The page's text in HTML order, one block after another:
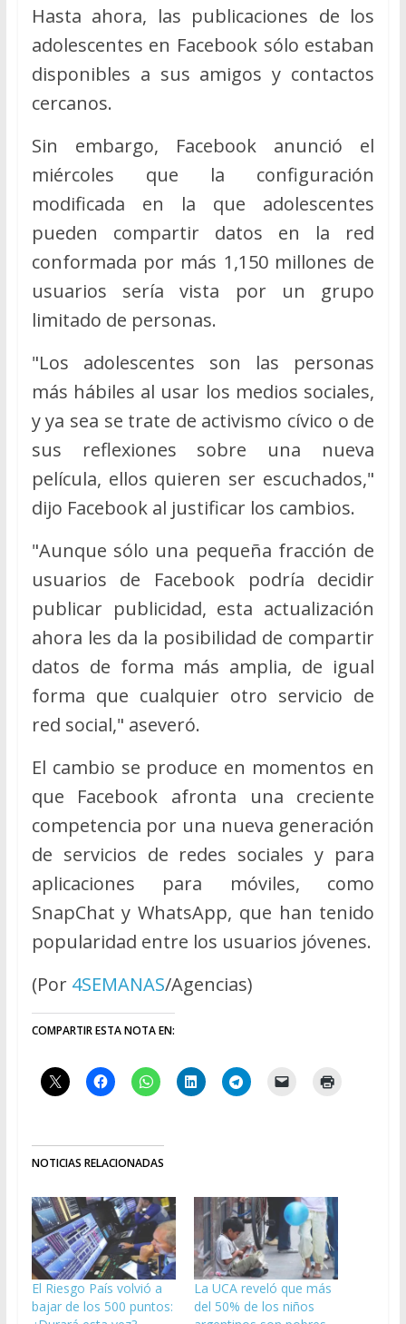
Hasta ahora, las publicaciones de los
adolescentes en Facebook sólo estaban
disponibles a sus amigos y contactos
cercanos.
Sin embargo, Facebook anunció el
miércoles que la configuración
modificada en la que adolescentes
pueden compartir datos en la red
conformada por más 1,150 millones de
usuarios sería vista por un grupo
limitado de personas.
"Los adolescentes son las personas
más hábiles al usar los medios sociales,
y ya sea se trate de activismo cívico o de
sus reflexiones sobre una nueva
película, ellos quieren ser escuchados,"
dijo Facebook al justificar los cambios.
"Aunque sólo una pequeña fracción de
usuarios de Facebook podría decidir
publicar publicidad, esta actualización
ahora les da la posibilidad de compartir
datos de forma más amplia, de igual
forma que cualquier otro servicio de
red social," aseveró.
El cambio se produce en momentos en
que Facebook afronta una creciente
competencia por una nueva generación
de servicios de redes sociales y para
aplicaciones para móviles, como
SnapChat y WhatsApp, que han tenido
popularidad entre los usuarios jóvenes.
(Por 4SEMANAS/Agencias)
COMPARTIR ESTA NOTA EN:
NOTICIAS RELACIONADAS
El Riesgo País volvió a
bajar de los 500 puntos:
La UCA reveló que más
del 50% de los niños